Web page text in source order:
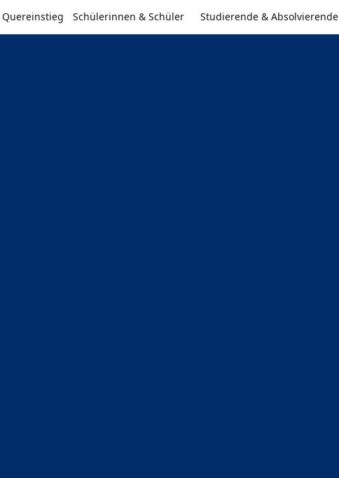
Quereinstieg Schülerinnen & Schüler Studierende & Absolvierende